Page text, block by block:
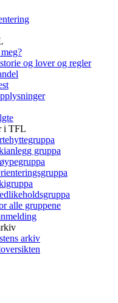
og lover og regler
i TFL
gruppa
alle gruppene
arkiv